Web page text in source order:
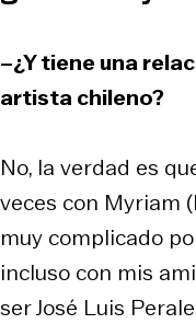
–¿Y tiene una
artista chileno?
No, la verdad es
veces con Myriam
muy complicado
incluso con mis
ser José Luis